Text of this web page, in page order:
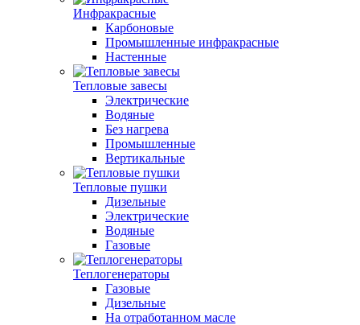
Инфракрасные
Карбоновые
Промышленные инфракрасные
Настенные
Тепловые завесы
Электрические
Водяные
Без нагрева
Промышленные
Вертикальные
Тепловые пушки
Дизельные
Электрические
Водяные
Газовые
Теплогенераторы
Газовые
Дизельные
На отработанном масле